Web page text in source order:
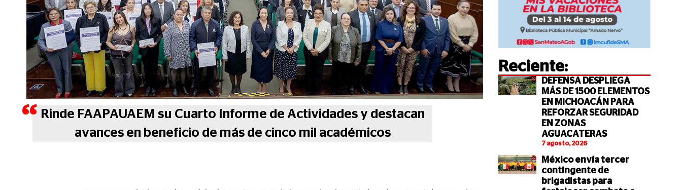
Rinde FAAPAUAEM su Cuarto Informe de Actividades y destacan
avances en beneficio de más de cinco mil académicos
Reciente:
DEFENSA DESPLIEGA
MÁS DE 1500 ELEMENTOS
EN MICHOACÁN PARA
REFORZAR SEGURIDAD
EN ZONAS
AGUACATERAS
7 agosto, 2026
México envía tercer
contingente de
brigadistas para